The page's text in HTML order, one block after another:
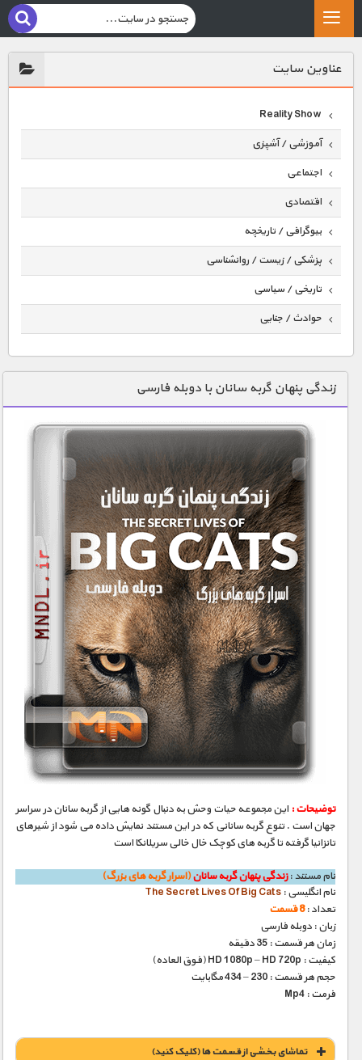
عناوين سايت
Reality Show
آموزشی / آشپزی
اجتماعی
اقتصادی
بیوگرافی / تاریخچه
پزشکی / زیست / روانشناسی
تاریخی / سیاسی
حوادث / جنایی
دنیای خوراکی ها
زمین شناسی / محیط زیست
سازه/ معماری/ مهندسی
سرگرمی
شناخت کودکان
طبیعت
علم و فناوری
فرهنگ / هنر
کیهان / نجوم
گردشگری
ماورایی
مسابقات / ورزشی
مستند های اختصاصی
زندگی پنهان گربه سانان با دوبله فارسی
توضیحات : این مجموعه حیات وحش به دنبال گونه هایی از گربه سانان در سراسر
جهان است . تنوع گربه سانانی که در این مستند نمایش داده می شود از شیرهای
تانزانیا گرفته تا گربه های کوچک خال خالی سریلانکا است
نام مستند :زندگی پنهان گربه سانان(اسرار گربه های بزرگ)
نام انگلیسی : The Secret Lives Of Big Cats
تعداد :8 قسمت
زبان : دوبله فارسی
زمان هر قسمت : 35 دقیقه
کیفیت : HD 1080p – HD 720p (فوق العاده)
حجم هر قسمت : 230 – 434 مگابایت
فرمت : Mp4
تماشای بخشی از قسمت ها (کلیک کنید)